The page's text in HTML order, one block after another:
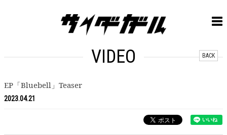
VIDEO BACK
EP「Bluebell」Teaser
2023.04.21